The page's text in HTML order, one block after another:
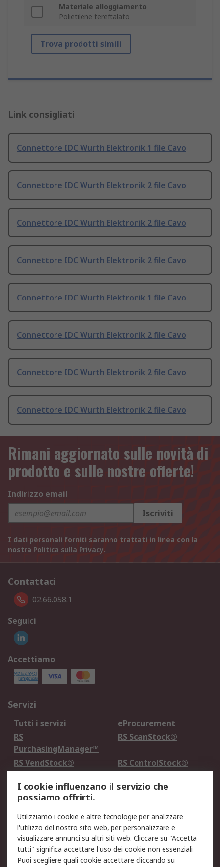
Materiale alloggiamento
Polietilene tereftalato
Trova prodotti simili
Link consigliati
Connettore IDC Wurth Elektronik 1 file Cavo
Connettore IDC Wurth Elektronik 2 file Cavo
Connettore IDC Wurth Elektronik 2 file Cavo
Connettore IDC Wurth Elektronik 2 file Cavo
Connettore IDC Wurth Elektronik 1 file Cavo
Connettore IDC Wurth Elektronik 2 file Cavo
Connettore IDC Wurth Elektronik 2 file Cavo
Connettore IDC Wurth Elektronik 2 file Cavo
Rimani aggiornato sulle novità di
prodotto e sulle nostre offerte!
Indirizzo email
Iscriviti
I dati personali forniti saranno trattati in linea con la
nostra Politica sulla Privacy.
Contattaci
02.66.058.1
Seguici
Accettiamo
Servizi
Tutti i servizi
eProcurement
RS
PurchasingManager™
RS ScanStock®
RS VendStock®
RS ControlStock®
Legale
Informativa Cookie
Informativa Privacy -
Aggiornata
Email Security
Termini d'uso
Condizioni di vendita
Condizioni generali di
I cookie influenzano il servizio che
possiamo offrirti.
Utilizziamo i cookie e altre tecnologie per analizzare
l'utilizzo del nostro sito web, per personalizzare e
visualizzare annunci su altri siti web. Cliccare su "Accetta
tutti" significa accettare l'uso dei cookie non essenziali.
Puoi scegliere quali cookie accettare cliccando su